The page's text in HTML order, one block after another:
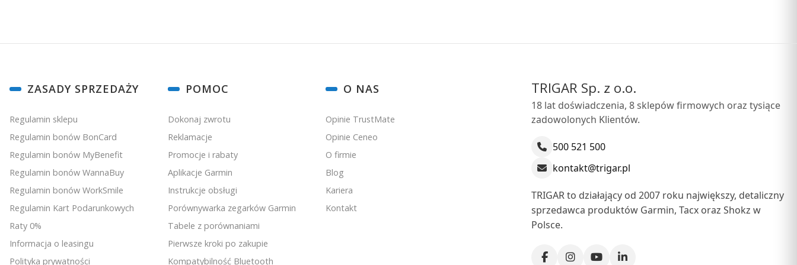
Linki w stopce
ZASADY SPRZEDAŻY
Regulamin sklepu
Regulamin bonów BonCard
Regulamin bonów MyBenefit
Regulamin bonów WannaBuy
Regulamin bonów WorkSmile
Regulamin Kart Podarunkowych
Raty 0%
Informacja o leasingu
Polityka prywatności
POMOC
Dokonaj zwrotu
Reklamacje
Promocje i rabaty
Aplikacje Garmin
Instrukcje obsługi
Porównywarka zegarków Garmin
Tabele z porównaniami
Pierwsze kroki po zakupie
Kompatybilność Bluetooth
O NAS
Opinie TrustMate
Opinie Ceneo
O firmie
Blog
Kariera
Kontakt
TRIGAR Sp. z o.o.
18 lat doświadczenia, 8 sklepów firmowych oraz tysiące
zadowolonych Klientów.
500 521 500
kontakt@trigar.pl
TRIGAR to działający od 2007 roku największy, detaliczny
sprzedawca produktów Garmin, Tacx oraz Shokz w
Polsce.